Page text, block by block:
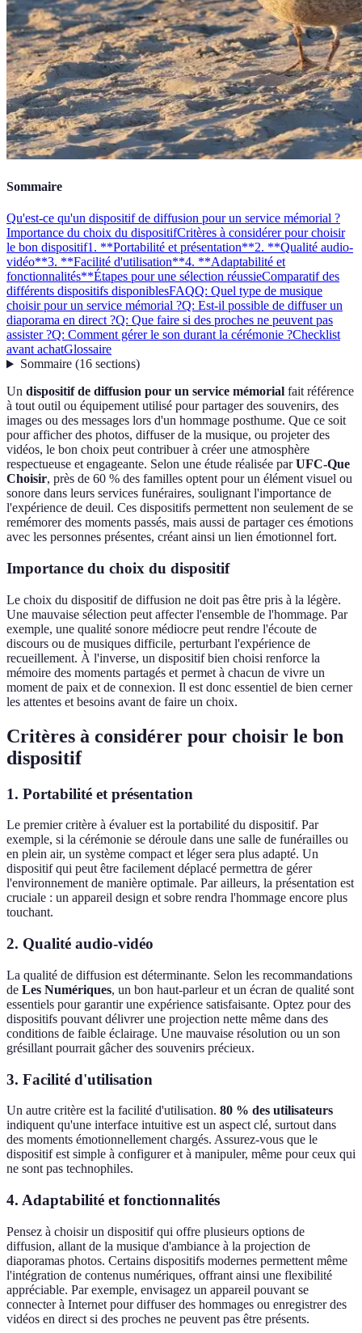
Sommaire
Qu'est-ce qu'un dispositif de diffusion pour un service mémorial ?
Importance du choix du dispositifCritères à considérer pour choisir
le bon dispositif1. **Portabilité et présentation**2. **Qualité audio-
vidéo**3. **Facilité d'utilisation**4. **Adaptabilité et
fonctionnalités**Étapes pour une sélection réussieComparatif des
différents dispositifs disponiblesFAQQ: Quel type de musique
choisir pour un service mémorial ?Q: Est-il possible de diffuser un
diaporama en direct ?Q: Que faire si des proches ne peuvent pas
assister ?Q: Comment gérer le son durant la cérémonie ?Checklist
avant achatGlossaire
Sommaire(16 sections)
Un dispositif de diffusion pour un service mémorial fait référence
à tout outil ou équipement utilisé pour partager des souvenirs, des
images ou des messages lors d'un hommage posthume. Que ce soit
pour afficher des photos, diffuser de la musique, ou projeter des
vidéos, le bon choix peut contribuer à créer une atmosphère
respectueuse et engageante. Selon une étude réalisée parUFC-Que
Choisir, près de 60 % des familles optent pour un élément visuel ou
sonore dans leurs services funéraires, soulignant l'importance de
l'expérience de deuil. Ces dispositifs permettent non seulement de se
remémorer des moments passés, mais aussi de partager ces émotions
avec les personnes présentes, créant ainsi un lien émotionnel fort.
Importance du choix du dispositif
Le choix du dispositif de diffusion ne doit pas être pris à la légère.
Une mauvaise sélection peut affecter l'ensemble de l'hommage. Par
exemple, une qualité sonore médiocre peut rendre l'écoute de
discours ou de musiques difficile, perturbant l'expérience de
recueillement. À l'inverse, un dispositif bien choisi renforce la
mémoire des moments partagés et permet à chacun de vivre un
moment de paix et de connexion. Il est donc essentiel de bien cerner
les attentes et besoins avant de faire un choix.
Critères à considérer pour choisir le bon
dispositif
1. Portabilité et présentation
Le premier critère à évaluer est la portabilité du dispositif. Par
exemple, si la cérémonie se déroule dans une salle de funérailles ou
en plein air, un système compact et léger sera plus adapté. Un
dispositif qui peut être facilement déplacé permettra de gérer
l'environnement de manière optimale. Par ailleurs, la présentation est
cruciale : un appareil design et sobre rendra l'hommage encore plus
touchant.
2. Qualité audio-vidéo
La qualité de diffusion est déterminante. Selon les recommandations
de Les Numériques, un bon haut-parleur et un écran de qualité sont
essentiels pour garantir une expérience satisfaisante. Optez pour des
dispositifs pouvant délivrer une projection nette même dans des
conditions de faible éclairage. Une mauvaise résolution ou un son
grésillant pourrait gâcher des souvenirs précieux.
3. Facilité d'utilisation
Un autre critère est la facilité d'utilisation. 80 % des utilisateurs
indiquent qu'une interface intuitive est un aspect clé, surtout dans
des moments émotionnellement chargés. Assurez-vous que le
dispositif est simple à configurer et à manipuler, même pour ceux qui
ne sont pas technophiles.
4. Adaptabilité et fonctionnalités
Pensez à choisir un dispositif qui offre plusieurs options de
diffusion, allant de la musique d'ambiance à la projection de
diaporamas photos. Certains dispositifs modernes permettent même
l'intégration de contenus numériques, offrant ainsi une flexibilité
appréciable. Par exemple, envisagez un appareil pouvant se
connecter à Internet pour diffuser des hommages ou enregistrer des
vidéos en direct si des proches ne peuvent pas être présents.